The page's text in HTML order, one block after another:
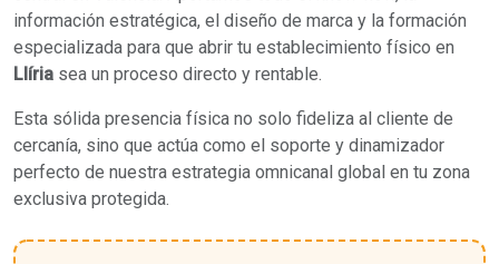
información estratégica, el diseño de marca y la formación
especializada para que abrir tu establecimiento físico en
Llíria sea un proceso directo y rentable.
Esta sólida presencia física no solo fideliza al cliente de
cercanía, sino que actúa como el soporte y dinamizador
perfecto de nuestra estrategia omnicanal global en tu zona
exclusiva protegida.